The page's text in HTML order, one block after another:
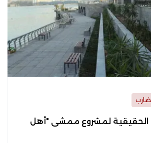
الحقيقية لمشروع ممشى "أهل